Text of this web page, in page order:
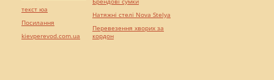
текст юа
Посилання
kievperevod.com.ua
Натяжні стелі Nova Stelya
Перевезення хворих за
кордон